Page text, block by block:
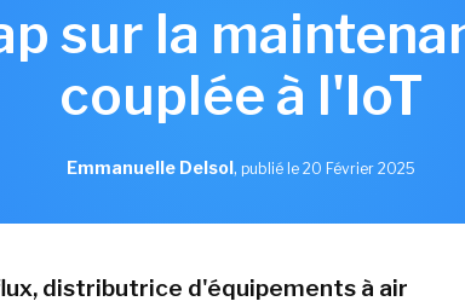
sur la
couplée à l'IoT
Emmanuelle Delsol, publié le 20 Février 2025
distributrice d'équipements à air